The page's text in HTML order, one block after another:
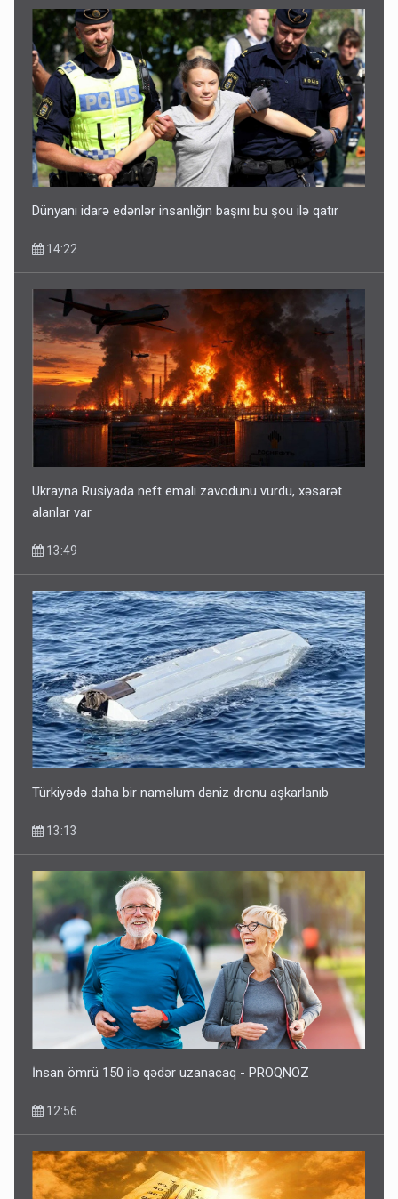
Dünyanı idarə edənlər insanlığın başını bu şou ilə qatır
14:22
Ukrayna Rusiyada neft emalı zavodunu vurdu, xəsarət
alanlar var
13:49
Türkiyədə daha bir naməlum dəniz dronu aşkarlanıb
13:13
İnsan ömrü 150 ilə qədər uzanacaq - PROQNOZ
12:56